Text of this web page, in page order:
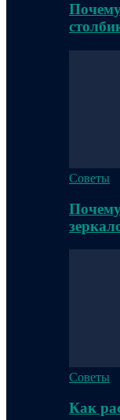
Советы
Советы
Как